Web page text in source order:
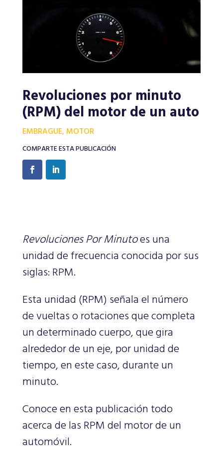
Revoluciones por minuto
(RPM) del motor de un auto
EMBRAGUE,MOTOR
COMPARTE ESTA PUBLICACIÓN
Revoluciones Por Minutoes una
unidad de frecuencia conocida por sus
siglas: RPM.
Esta unidad (RPM) señala el número
de vueltas o rotaciones que completa
un determinado cuerpo, que gira
alrededor de un eje, por unidad de
tiempo, en este caso, durante un
minuto.
Conoce en esta publicación todo
acerca de las RPM del motor de un
automóvil.